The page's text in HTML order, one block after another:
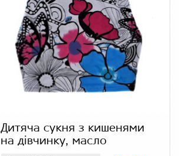
Дитяча сукня з кишенями
на дівчинку, масло